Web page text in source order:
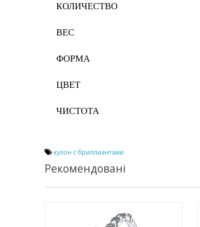
КОЛИЧЕСТВО
ВЕС
ФОРМА
ЦВЕТ
ЧИСТОТА
кулон с бриллиантами
Рекомендовані